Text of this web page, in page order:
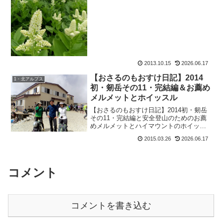
2013.10.15 2026.06.17
1・北アルプス
【おさるのもおすけ日記】2014
初・剱岳その11・完結編＆お薦め
メルメットとホイッスル
【おさるのもおすけ日記】2014初・剱岳
その11・完結編と安全登山のためのお薦
めメルメットとハイマウントのホイッス
2015.03.26 2026.06.17
コメント
コメントを書き込む